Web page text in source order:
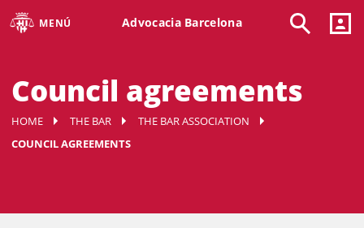
MENÚ Advocacia Barcelona
Council agreements
HOME THE BAR
THE BAR ASSOCIATION
COUNCIL AGREEMENTS